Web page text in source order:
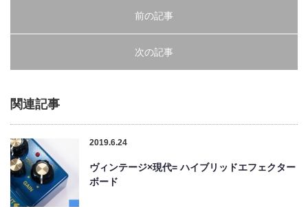
前の記事
次の記事
関連記事
2019.6.24
ヴィンテージ×現代= ハイブリッドエフェクター
ボード